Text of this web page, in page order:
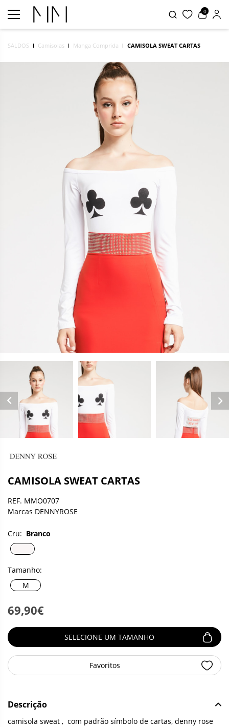
0
SALDOS Camisolas Manga Comprida CAMISOLA SWEAT CARTAS
CAMISOLA SWEAT CARTAS
REF. MMO0707
Marcas DENNYROSE
Cru: Branco
Tamanho:
M
69,90€
SELECIONE UM TAMANHO
Favoritos
Descrição
camisola sweat , com padrão símbolo de cartas, denny rose